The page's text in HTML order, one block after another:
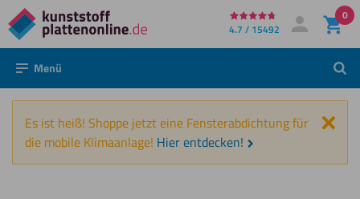
Direkt
zum
Inhalt
4.7 / 15492 Mein Konto
Anmelden
0
Menü
Es ist heiß! Shoppe jetzt eine Fensterabdichtung für
die mobile Klimaanlage! Hier entdecken!